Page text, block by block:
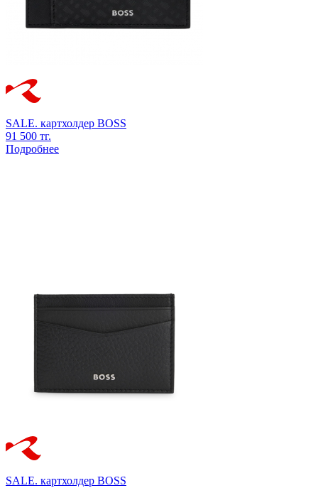
SALE. картхолдер BOSS
91 500 тг.
Подробнее
SALE. картхолдер BOSS